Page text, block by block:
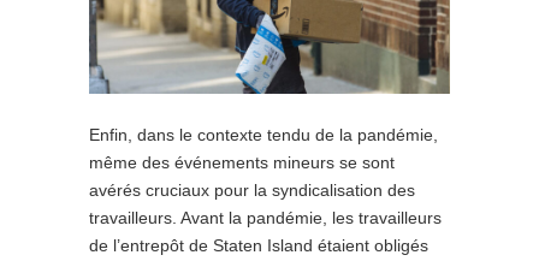
Enfin, dans le contexte tendu de la pandémie,
même des événements mineurs se sont
avérés cruciaux pour la syndicalisation des
travailleurs. Avant la pandémie, les travailleurs
de l’entrepôt de Staten Island étaient obligés